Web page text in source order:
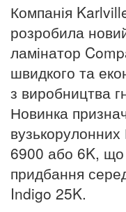
Компанія
розробила
ламінатор
швидкого та
з виробництва
Новинка
6900 або 6K, що
придбання
Indigo 25K.